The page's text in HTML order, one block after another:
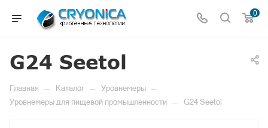
0
G24 Seetol
Главная — Каталог — Уровнемеры —
Уровнемеры для пищевой промышленности — G24 Seetol